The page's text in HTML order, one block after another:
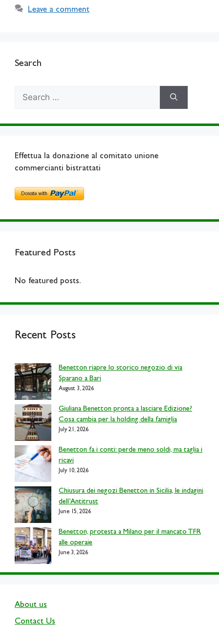
Leave a comment
Search
Effettua la donazione al comitato unione
commercianti bistrattati
Featured Posts
No featured posts.
Recent Posts
Benetton riapre lo storico negozio di via
Sparano a Bari
August 3, 2026
Giuliana Benetton pronta a lasciare Edizione?
Cosa cambia per la holding della famiglia
July 21, 2026
Benetton fa i conti: perde meno soldi, ma taglia i
ricavi
July 10, 2026
Chiusura dei negozi Benetton in Sicilia, le indagini
dell’Antitrust
June 15, 2026
Benetton, protesta a Milano per il mancato TFR
alle operaie
June 3, 2026
About us
Contact Us